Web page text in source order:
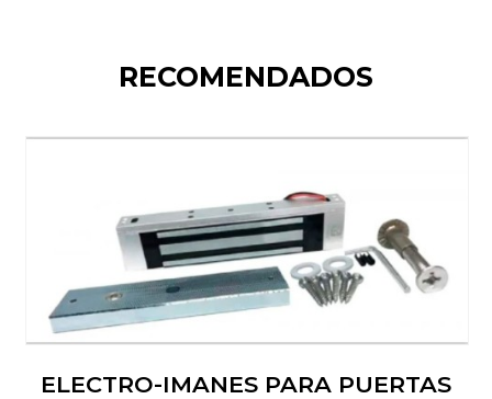
RECOMENDADOS
ELECTRO-IMANES PARA PUERTAS